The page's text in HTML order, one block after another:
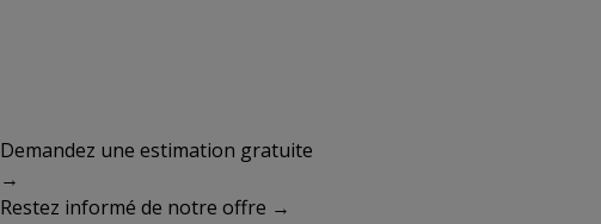
​​​​​​Demandez une estimation gratuite
→
Restez informé de notre offre →